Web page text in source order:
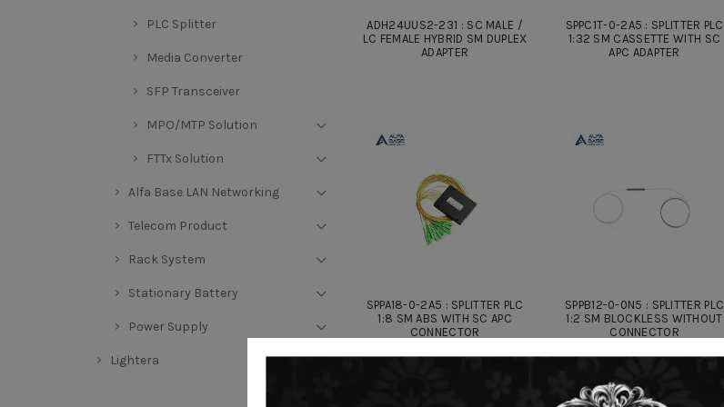
ADH24UUS2-231 : SC MALE /
LC FEMALE HYBRID SM DUPLEX
ADAPTER
SPPC1T-0-2A5 : SPLITTER PLC
1:32 SM CASSETTE WITH SC
APC ADAPTER
SPPA18-0-2A5 : SPLITTER PLC
1:8 SM ABS WITH SC APC
CONNECTOR
SPPB12-0-0N5 : SPLITTER PLC
1:2 SM BLOCKLESS WITHOUT
CONNECTOR
PLC Splitter
Media Converter
SFP Transceiver
MPO/MTP Solution
FTTx Solution
Alfa Base LAN Networking
Telecom Product
Rack System
Stationary Battery
Power Supply
Lightera